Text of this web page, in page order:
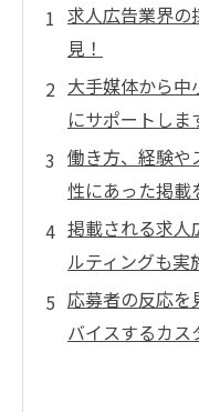
求人広告業界の
見！
大手媒体から中
にサポートしま
働き方、経験や
性にあった掲載
掲載される求人
ルティングも実
応募者の反応を
バイスするカス